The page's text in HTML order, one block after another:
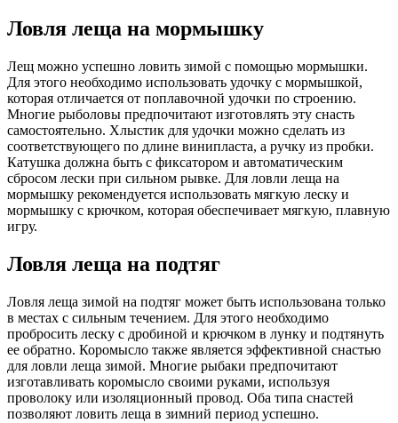
Ловля леща на мормышку
Лещ можно успешно ловить зимой с помощью мормышки.
Для этого необходимо использовать удочку с мормышкой,
которая отличается от поплавочной удочки по строению.
Многие рыболовы предпочитают изготовлять эту снасть
самостоятельно. Хлыстик для удочки можно сделать из
соответствующего по длине винипласта, а ручку из пробки.
Катушка должна быть с фиксатором и автоматическим
сбросом лески при сильном рывке. Для ловли леща на
мормышку рекомендуется использовать мягкую леску и
мормышку с крючком, которая обеспечивает мягкую, плавную
игру.
Ловля леща на подтяг
Ловля леща зимой на подтяг может быть использована только
в местах с сильным течением. Для этого необходимо
пробросить леску с дробиной и крючком в лунку и подтянуть
ее обратно. Коромысло также является эффективной снастью
для ловли леща зимой. Многие рыбаки предпочитают
изготавливать коромысло своими руками, используя
проволоку или изоляционный провод. Оба типа снастей
позволяют ловить леща в зимний период успешно.